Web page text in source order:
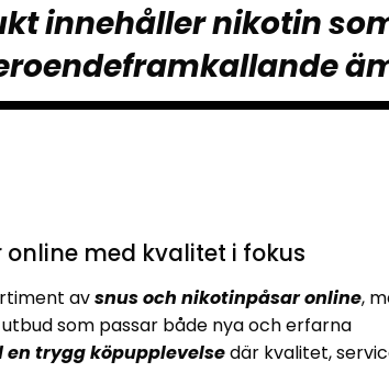
innehåller nikotin
online med kvalitet i fokus
avsnus och nikotinpåsar online,
som passar både nya och erfarna
trygg köpupplevelsedär kvalitet,